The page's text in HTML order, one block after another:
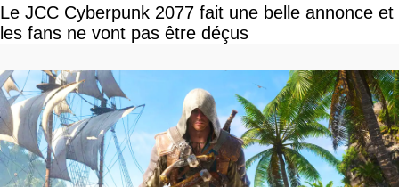
Le JCC Cyberpunk 2077 fait une belle annonce et
les fans ne vont pas être déçus